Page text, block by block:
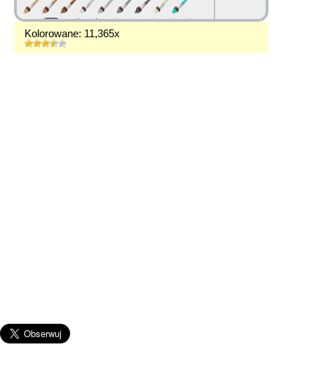
Kolorowane: 11,365x